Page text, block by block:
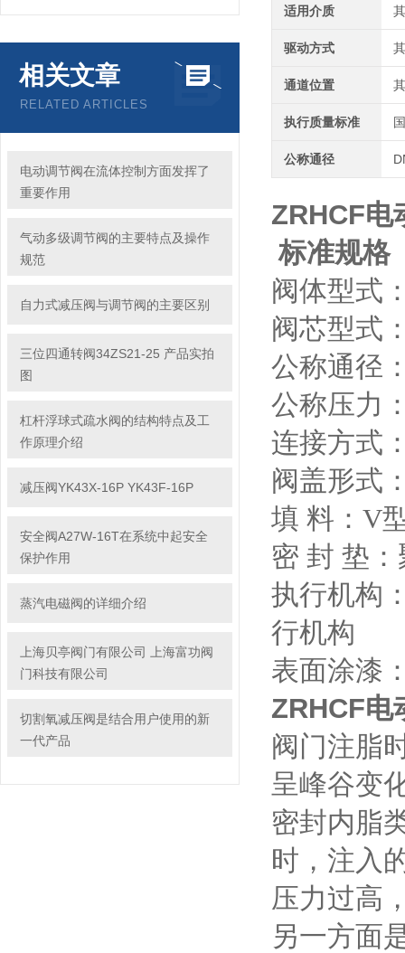
相关文章
RELATED ARTICLES
电动调节阀在流体控制方面发挥了
重要作用
气动多级调节阀的主要特点及操作
规范
自力式减压阀与调节阀的主要区别
三位四通转阀34ZS21-25 产品实拍
图
杠杆浮球式疏水阀的结构特点及工
作原理介绍
减压阀YK43X-16P YK43F-16P
安全阀A27W-16T在系统中起安全
保护作用
蒸汽电磁阀的详细介绍
上海贝亭阀门有限公司 上海富功阀
门科技有限公司
切割氧减压阀是结合用户使用的新
一代产品
适用介质
驱动方式
通道位置
执行质量标准
公称通径
ZRHCF电
标准规格
阀体型式
阀芯型式
公称通径
公称压力
连接方式
阀盖形式
填 料：V
密 封 垫
执行机构
行机构
表面涂漆
ZRHCF电
阀门注脂
呈峰谷变
密封内脂
时，注入
压力过高
另一方面